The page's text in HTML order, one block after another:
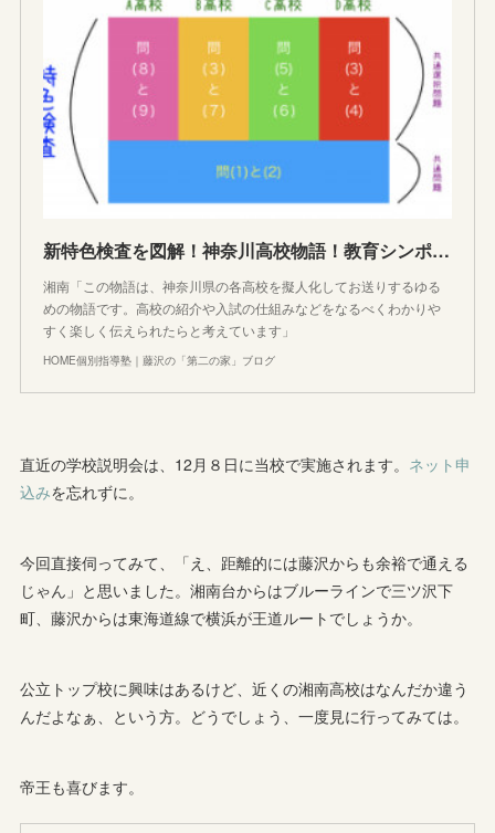
新特色検査を図解！神奈川高校物語！教育シンポジウムに行ってきたよスペシャル
湘南「この物語は、神奈川県の各高校を擬人化してお送りするゆる
めの物語です。高校の紹介や入試の仕組みなどをなるべくわかりや
すく楽しく伝えられたらと考えています」
HOME個別指導塾｜藤沢の「第二の家」ブログ
直近の学校説明会は、12月８日に当校で実施されます。 ネット申
込みを忘れずに。
今回直接伺ってみて、「え、距離的には藤沢からも余裕で通える
じゃん」と思いました。湘南台からはブルーラインで三ツ沢下
町、藤沢からは東海道線で横浜が王道ルートでしょうか。
公立トップ校に興味はあるけど、近くの湘南高校はなんだか違う
んだよなぁ、という方。どうでしょう、一度見に行ってみては。
帝王も喜びます。